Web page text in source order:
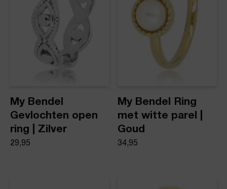
My Bendel
Gevlochten open
ring | Zilver
29,95
My Bendel Ring
met witte parel |
Goud
34,95